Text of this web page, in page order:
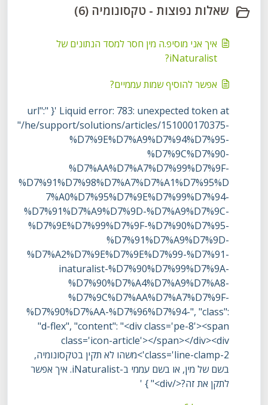
שאלות נפוצות - טקסונומיה (6)
איך אני מוסיפ.ה מין חסר למסד הנתונים של
iNaturalist?
אפשר להוסיף שמות עממיים?
Liquid error: 783: unexpected token at '{ "url":
"/he/support/solutions/articles/151000170375-
%D7%9E%D7%A9%D7%94%D7%95-
%D7%9C%D7%90-
%D7%AA%D7%A7%D7%99%D7%9F-
%D7%91%D7%98%D7%A7%D7%A1%D7%95%D
7%A0%D7%95%D7%9E%D7%99%D7%94-
%D7%91%D7%A9%D7%9D-%D7%A9%D7%9C-
%D7%9E%D7%99%D7%9F-%D7%90%D7%95-
%D7%91%D7%A9%D7%9D-
%D7%A2%D7%9E%D7%9E%D7%99-%D7%91-
inaturalist-%D7%90%D7%99%D7%9A-
%D7%90%D7%A4%D7%A9%D7%A8-
%D7%9C%D7%AA%D7%A7%D7%9F-
%D7%90%D7%AA-%D7%96%D7%94-", "class":
"d-flex", "content": "<div class='pe-8'><span
class='icon-article'></span></div><div
class='line-clamp-2'>משהו לא תקין בטקסונומיה,
בשם של מין, או בשם עממי ב-iNaturalist. איך אפשר
לתקן את זה?</div>" } '